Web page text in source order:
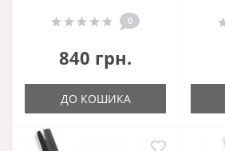
0
840 грн.
ДО КОШИКА